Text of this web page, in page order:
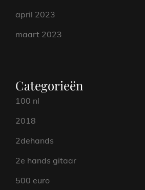
april 2023
maart 2023
Categorieën
100 nl
2018
2dehands
2e hands gitaar
500 euro